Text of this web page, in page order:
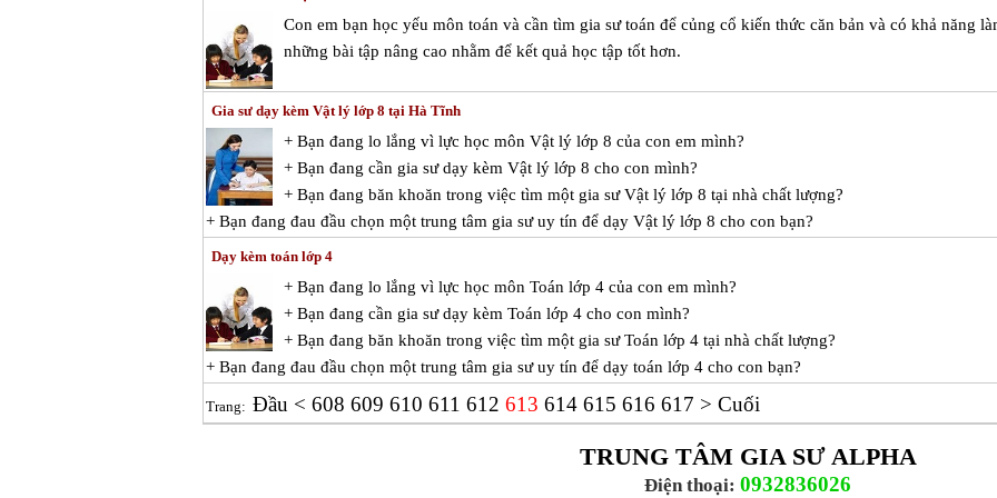
Con em bạn học yếu môn toán và cần tìm gia sư toán để củng cổ kiến thức căn bản và có khả năng
những bài tập nâng cao nhằm để kết quả học tập tốt hơn.
Gia sư dạy kèm Vật lý lớp 8 tại Hà Tĩnh
+ Bạn đang lo lắng vì lực học môn Vật lý lớp 8 của con em mình?
+ Bạn đang cần gia sư dạy kèm Vật lý lớp 8 cho con mình?
+ Bạn đang băn khoăn trong việc tìm một gia sư Vật lý lớp 8 tại nhà chất lượng?
+ Bạn đang đau đầu chọn một trung tâm gia sư uy tín để dạy Vật lý lớp 8 cho con bạn?
Dạy kèm toán lớp 4
+ Bạn đang lo lắng vì lực học môn Toán lớp 4 của con em mình?
+ Bạn đang cần gia sư dạy kèm Toán lớp 4 cho con mình?
+ Bạn đang băn khoăn trong việc tìm một gia sư Toán lớp 4 tại nhà chất lượng?
+ Bạn đang đau đầu chọn một trung tâm gia sư uy tín để dạy toán lớp 4 cho con bạn?
Trang: Đầu < 608 609 610 611 612 613 614 615 616 617 > Cuối
TRUNG TÂM GIA SƯ ALPHA
Điện thoại: 0932836026